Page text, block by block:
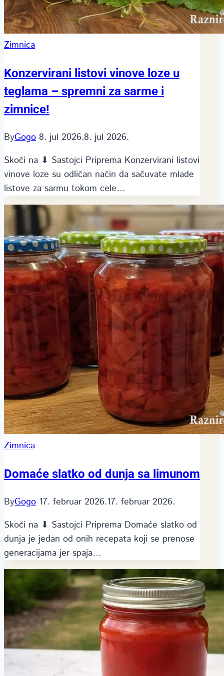
Zimnica
Konzervirani listovi vinove loze u
teglama – spremni za sarme i
zimnice!
ByGogo 8. jul 2026.8. jul 2026.
Skoči na ⬇ Sastojci Priprema Konzervirani listovi
vinove loze su odličan način da sačuvate mlade
listove za sarmu tokom cele…
Zimnica
Domaće slatko od dunja sa limunom
ByGogo 17. februar 2026.17. februar 2026.
Skoči na ⬇ Sastojci Priprema Domaće slatko od
dunja je jedan od onih recepata koji se prenose
generacijama jer spaja…